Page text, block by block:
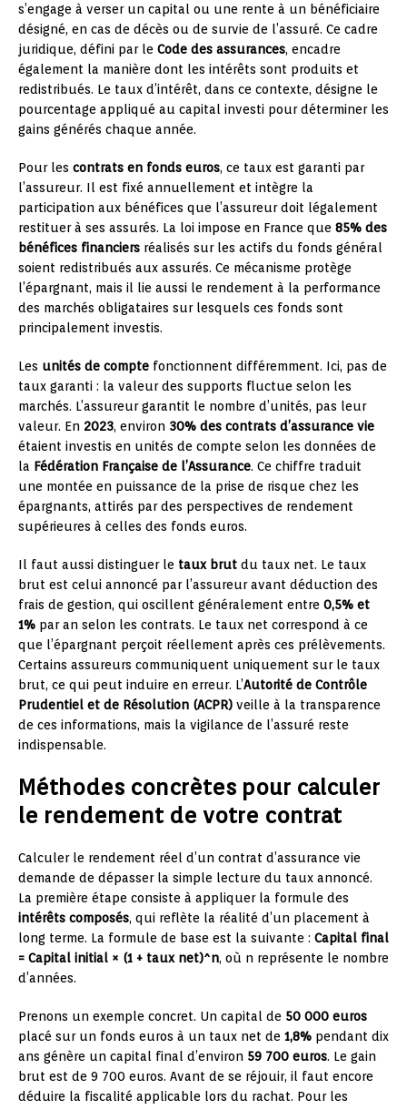
s’engage à verser un capital ou une rente à un bénéficiaire
désigné, en cas de décès ou de survie de l’assuré. Ce cadre
juridique, défini par le Code des assurances, encadre
également la manière dont les intérêts sont produits et
redistribués. Le taux d’intérêt, dans ce contexte, désigne le
pourcentage appliqué au capital investi pour déterminer les
gains générés chaque année.
Pour les contrats en fonds euros, ce taux est garanti par
l’assureur. Il est fixé annuellement et intègre la
participation aux bénéfices que l’assureur doit légalement
restituer à ses assurés. La loi impose en France que 85% des
bénéfices financiers réalisés sur les actifs du fonds général
soient redistribués aux assurés. Ce mécanisme protège
l’épargnant, mais il lie aussi le rendement à la performance
des marchés obligataires sur lesquels ces fonds sont
principalement investis.
Les unités de compte fonctionnent différemment. Ici, pas de
taux garanti : la valeur des supports fluctue selon les
marchés. L’assureur garantit le nombre d’unités, pas leur
valeur. En 2023, environ 30% des contrats d’assurance vie
étaient investis en unités de compte selon les données de
la Fédération Française de l’Assurance. Ce chiffre traduit
une montée en puissance de la prise de risque chez les
épargnants, attirés par des perspectives de rendement
supérieures à celles des fonds euros.
Il faut aussi distinguer le taux brut du taux net. Le taux
brut est celui annoncé par l’assureur avant déduction des
frais de gestion, qui oscillent généralement entre 0,5% et
1% par an selon les contrats. Le taux net correspond à ce
que l’épargnant perçoit réellement après ces prélèvements.
Certains assureurs communiquent uniquement sur le taux
brut, ce qui peut induire en erreur. L’Autorité de Contrôle
Prudentiel et de Résolution (ACPR) veille à la transparence
de ces informations, mais la vigilance de l’assuré reste
indispensable.
Méthodes concrètes pour calculer
le rendement de votre contrat
Calculer le rendement réel d’un contrat d’assurance vie
demande de dépasser la simple lecture du taux annoncé.
La première étape consiste à appliquer la formule des
intérêts composés, qui reflète la réalité d’un placement à
long terme. La formule de base est la suivante : Capital final
= Capital initial × (1 + taux net)^n, où n représente le nombre
d’années.
Prenons un exemple concret. Un capital de 50 000 euros
placé sur un fonds euros à un taux net de 1,8% pendant dix
ans génère un capital final d’environ 59 700 euros. Le gain
brut est de 9 700 euros. Avant de se réjouir, il faut encore
déduire la fiscalité applicable lors du rachat. Pour les